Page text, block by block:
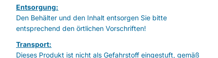
Entsorgung:
Den Behälter und den Inhalt entsorgen Sie bitte
entsprechend den örtlichen Vorschriften!
Transport:
Dieses Produkt ist nicht als Gefahrstoff eingestuft, gemäß